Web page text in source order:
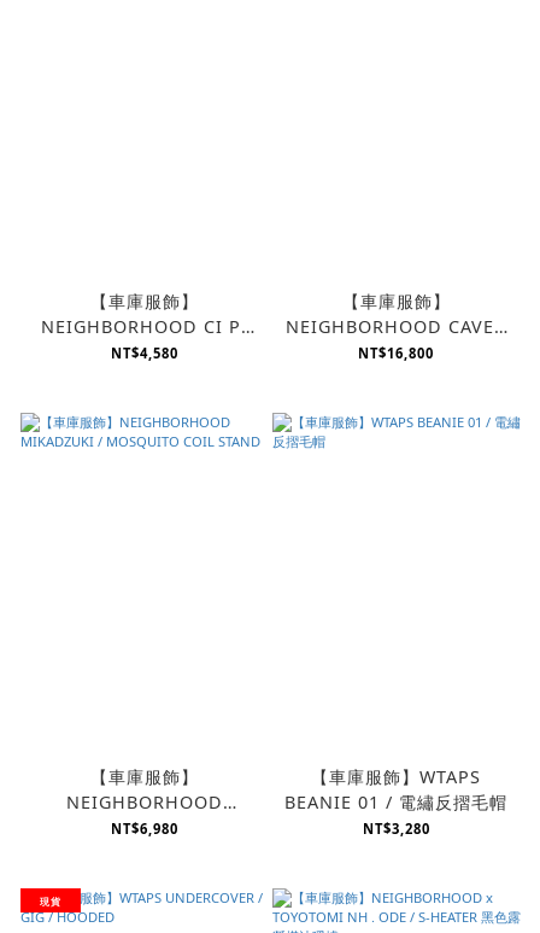
【車庫服飾】
NEIGHBORHOOD CI P-
STEPSTOOL
NT$4,580
【車庫服飾】
NEIGHBORHOOD CAVE /
N-POP UP TENT
NT$16,800
【車庫服飾】
NEIGHBORHOOD
MIKADZUKI /
NT$6,980
【車庫服飾】WTAPS
BEANIE 01 / 電繡反摺毛帽
NT$3,280
現貨